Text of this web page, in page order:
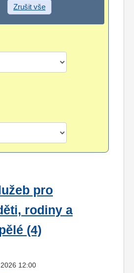
Zrušit vše
pro
rodiny a
(4)
12:00